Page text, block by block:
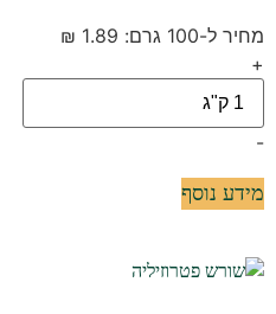
מחיר ל-100 גרם: 1.89 ₪
+
-
מידע נוסף